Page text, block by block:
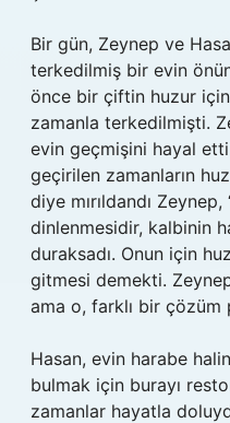
Bir gün, Zeynep ve
terkedilmiş bir evin
önce bir çiftin huzur
zamanla terkedilmişti.
evin geçmişini hayal
geçirilen zamanların
diye mırıldandı
dinlenmesidir, kalbinin
duraksadı. Onun için
gitmesi demekti.
ama o, farklı bir çözüm
Hasan, evin harabe
bulmak için burayı
zamanlar hayatla